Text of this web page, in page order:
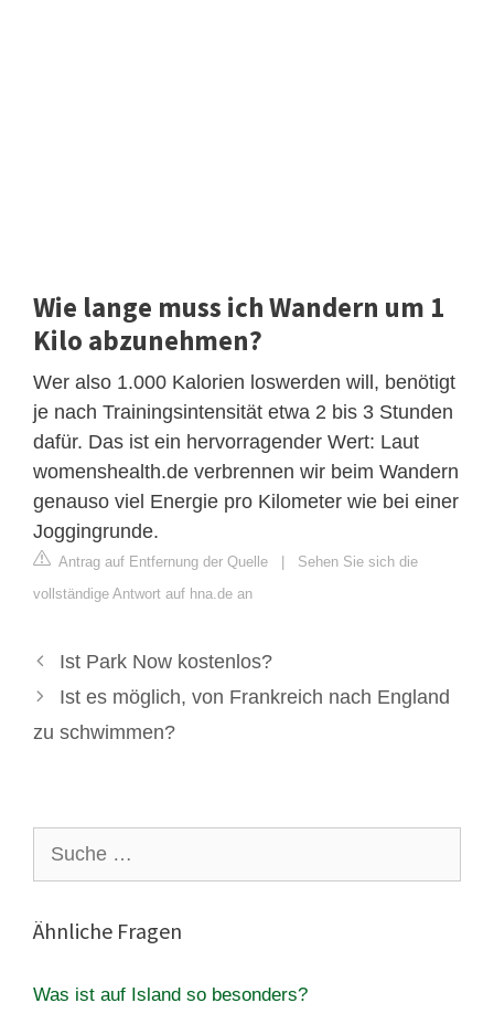
Wie lange muss ich Wandern um 1
Kilo abzunehmen?
Wer also 1.000 Kalorien loswerden will, benötigt
je nach Trainingsintensität etwa 2 bis 3 Stunden
dafür. Das ist ein hervorragender Wert: Laut
womenshealth.de verbrennen wir beim Wandern
genauso viel Energie pro Kilometer wie bei einer
Joggingrunde.
Antrag auf Entfernung der Quelle | Sehen Sie sich die
vollständige Antwort auf hna.de an
Ist Park Now kostenlos?
Ist es möglich, von Frankreich nach England
zu schwimmen?
nach:
Ähnliche Fragen
Was ist auf Island so besonders?